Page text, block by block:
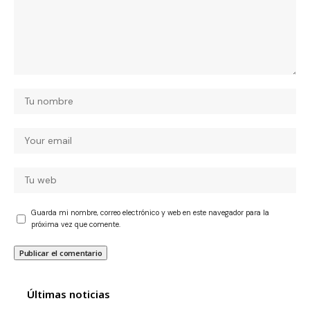
Guarda mi nombre, correo electrónico y web en este navegador para la
próxima vez que comente.
Últimas noticias